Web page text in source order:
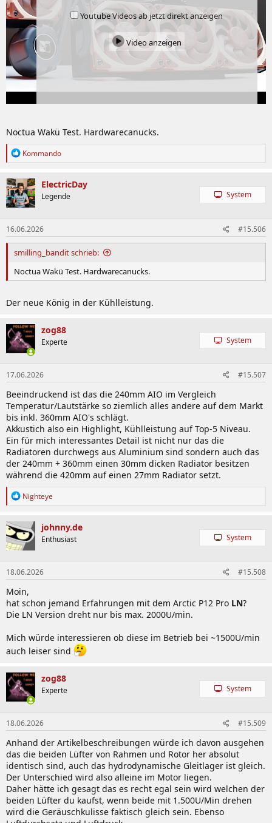
Youtube Videos ab jetzt direkt anzeigen
Video anzeigen
Noctua Wakü Test. Hardwarecanucks.
R
k
t
i
o
n
e
n
:
Kommando
ElectricDay
Legende System
16.06.2026 #15.506
smilling_bandit schrieb:
Noctua Wakü Test. Hardwarecanucks.
Der neue König in der Kühlleistung.
zog88
Experte System
17.06.2026 #15.507
Beeindruckend ist das die 240mm AIO im Vergleich
Temperatur/Lautstärke so ziemlich alles andere auf dem Markt
bis inkl. 360mm AIO's schlägt.
Akkustich also ein Highlight, Kühlleistung auf Top-5 Niveau.
Ein für mich interessantes Detail ist nicht nur das die
Radiatoren durchwegs aus Aluminium sind sondern auch das
der 240mm + 360mm einen 30mm dicken Radiator besitzen
während die 420mm auf einen 27mm Radiator setzt.
R
k
t
i
o
n
e
n
:
Nighteye
johnny.de
Enthusiast System
18.06.2026 #15.508
Moin,
hat schon jemand Erfahrungen mit dem Arctic P12 Pro LN?
Die LN Version dreht nur bis max. 2000U/min.
Mich würde interessieren ob diese im Betrieb bei ~1500U/min
auch leiser sind
zog88
Experte System
18.06.2026 #15.509
Anhand der Artikelbeschreibungen würde ich davon ausgehen
das die beiden Lüfter von Rahmen und Rotor her absolut
identisch sind, auch das hydrodynamische Gleitlager ist gleich.
Der Unterschied wird also alleine im Motor liegen.
Daher hätte ich gesagt das es recht egal sein wird welchen der
beiden Lüfter du kaufst, wenn beide mit 1.500U/Min drehen
wird die Geräuschkulisse faktisch gleich sein. Ebenso